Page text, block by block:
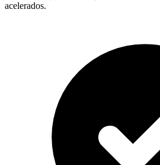
acelerados.